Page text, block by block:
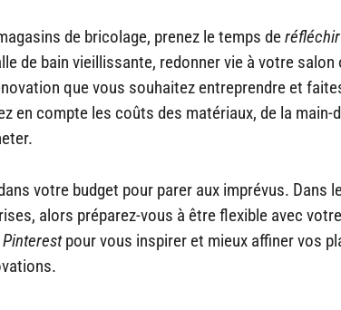
de bricolage, prenez le temps de
de bain vieillissante, redonner vie à votre
que vous souhaitez entreprendre et
en compte les coûts des matériaux, de la
votre budget pour parer aux imprévus. Dans
alors préparez-vous à être flexible avec
Pinterestpour vous inspirer et mieux affiner vos